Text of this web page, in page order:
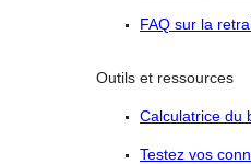
FAQ sur la
Outils et ressources
Calculatrice du
Testez vos